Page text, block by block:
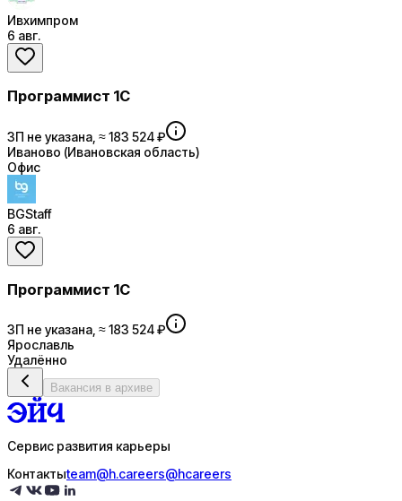
Ивхимпром
6 авг.
Программист 1С
ЗП не указана, ≈ 183 524 ₽
Иваново (Ивановская область)
Офис
BGStaff
6 авг.
Программист 1С
ЗП не указана, ≈ 183 524 ₽
Ярославль
Удалённо
Вакансия в архиве
Сервис развития карьеры
Контактыteam@h.careers@hcareers